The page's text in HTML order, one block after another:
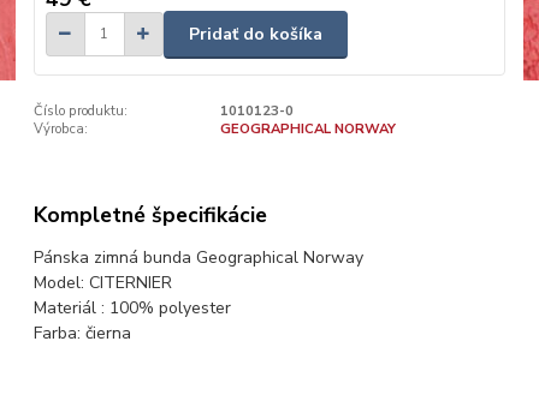
Pridať do košíka
Číslo produktu:
1010123-0
Výrobca:
GEOGRAPHICAL NORWAY
Kompletné špecifikácie
Pánska zimná bunda Geographical Norway
Model: CITERNIER
Materiál : 100% polyester
Farba: čierna